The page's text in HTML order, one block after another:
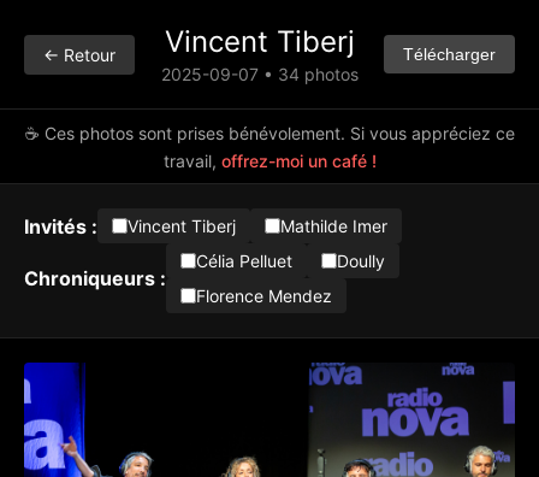
← Retour Vincent Tiberj
2025-09-07 • 34 photos
Télécharger
☕ Ces photos sont prises bénévolement. Si vous appréciez ce
travail, offrez-moi un café !
Invités : Vincent Tiberj Mathilde Imer
Chroniqueurs :
Célia Pelluet
Doully
Florence Mendez